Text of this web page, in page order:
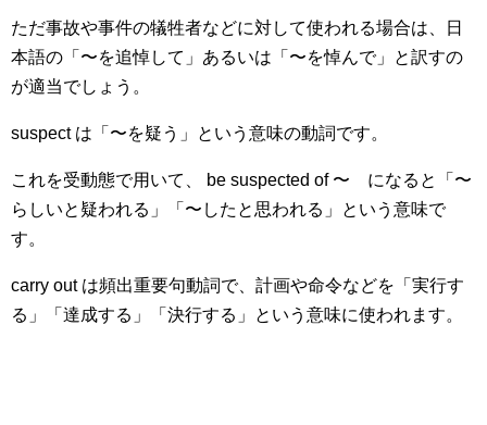
ただ事故や事件の犠牲者などに対して使われる場合は、日
本語の「〜を追悼して」あるいは「〜を悼んで」と訳すの
が適当でしょう。
suspect は「〜を疑う」という意味の動詞です。
これを受動態で用いて、 be suspected of 〜 になると「〜
らしいと疑われる」「〜したと思われる」という意味で
す。
carry out は頻出重要句動詞で、計画や命令などを「実行す
る」「達成する」「決行する」という意味に使われます。